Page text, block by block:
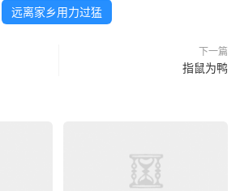
远离家乡用力过猛
下一篇
指鼠为鸭